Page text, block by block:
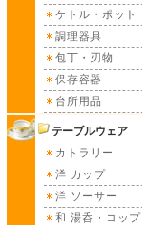
ケトル・ポット
調理器具
包丁・刃物
保存容器
台所用品
テーブルウェア
カトラリー
洋 カップ
洋 ソーサー
和 湯呑・コップ